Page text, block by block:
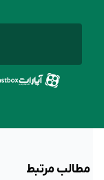
مطالب مرتبط